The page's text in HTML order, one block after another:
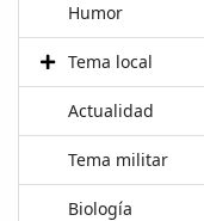
Humor
Tema local
Actualidad
Tema militar
Biología